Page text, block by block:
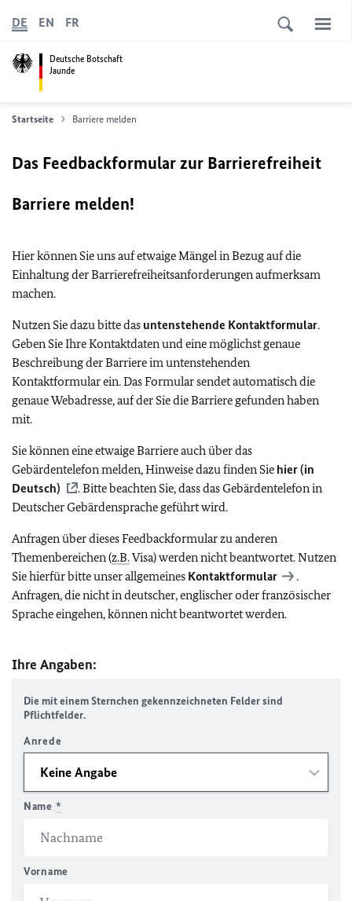
Deutsche Botschaft
Jaunde
DE EN FR
Startseite Barriere melden
Das Feedbackformular zur Barrierefreiheit
Barriere melden!
Hier können Sie uns auf etwaige Mängel in Bezug auf die
Einhaltung der Barrierefreiheitsanforderungen aufmerksam
machen.
Nutzen Sie dazu bitte das untenstehende Kontaktformular.
Geben Sie Ihre Kontaktdaten und eine möglichst genaue
Beschreibung der Barriere im untenstehenden
Kontaktformular ein. Das Formular sendet automatisch die
genaue Webadresse, auf der Sie die Barriere gefunden haben
mit.
Sie können eine etwaige Barriere auch über das
Gebärdentelefon melden, Hinweise dazu finden Sie hier (in
Deutsch)
. Bitte beachten Sie, dass das Gebärdentelefon in
Deutscher Gebärdensprache geführt wird.
Anfragen über dieses Feedbackformular zu anderen
Themenbereichen (z.B.Visa) werden nicht beantwortet. Nutzen
Sie hierfür bitte unser allgemeines Kontaktformular
.
Anfragen, die nicht in deutscher, englischer oder französischer
Sprache eingehen, können nicht beantwortet werden.
Ihre Angaben:
Die mit einem Sternchen gekennzeichneten Felder sind
Pflichtfelder.
Anrede
Name *
Vorname